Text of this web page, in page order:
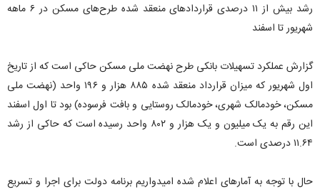
رشد بیش از ۱۱ درصدی قرارداد‌های منعقد شده طرح‌های مسکن در ۶ ماهه
شهریور تا اسفند
گزارش عملکرد تسهیلات بانکی طرح نهضت ملی مسکن حاکی است که از تاریخ
اول شهریور که میزان قرارداد منعقد شده ۸۸۵ هزار و ۱۹۶ واحد (نهضت ملی
مسکن، خودمالک شهری، خودمالک روستایی و بافت فرسوده) بود تا اول اسفند
این رقم به یک میلیون و یک هزار و ۸۰۲ واحد رسیده است که حاکی از رشد
۱۱.۶۴ درصدی است.
حال با توجه به آمار‌های اعلام شده امیدواریم برنامه دولت برای اجرا و تسریع